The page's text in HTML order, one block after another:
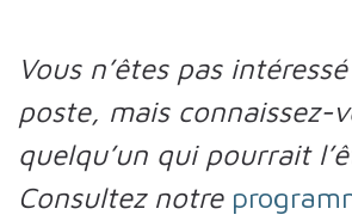
Vous n’êtes pas
poste, mais connaissez-
quelqu’un qui pourrait
Consultez notre